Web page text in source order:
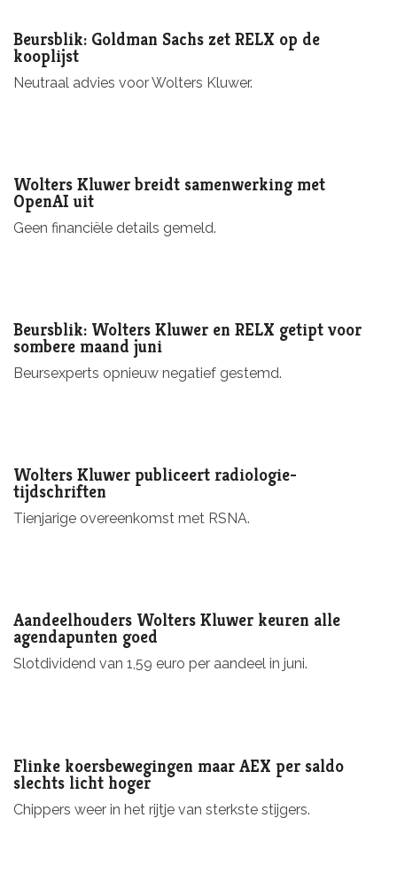
Beursblik: Goldman Sachs zet RELX op de
kooplijst
Neutraal advies voor Wolters Kluwer.
Wolters Kluwer breidt samenwerking met
OpenAI uit
Geen financiële details gemeld.
Beursblik: Wolters Kluwer en RELX getipt voor
sombere maand juni
Beursexperts opnieuw negatief gestemd.
Wolters Kluwer publiceert radiologie-
tijdschriften
Tienjarige overeenkomst met RSNA.
Aandeelhouders Wolters Kluwer keuren alle
agendapunten goed
Slotdividend van 1,59 euro per aandeel in juni.
Flinke koersbewegingen maar AEX per saldo
slechts licht hoger
Chippers weer in het rijtje van sterkste stijgers.